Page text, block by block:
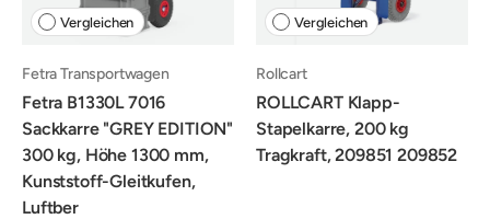
Vergleichen
Fetra Transportwagen
Fetra B1330L 7016
Sackkarre "GREY EDITION"
300 kg, Höhe 1300 mm,
Kunststoff-Gleitkufen,
Luftber
Vergleichen
Rollcart
ROLLCART Klapp-
Stapelkarre, 200 kg
Tragkraft, 209851 209852